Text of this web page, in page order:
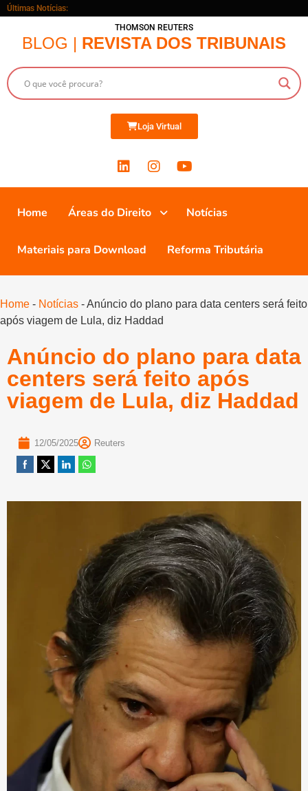
Últimas Notícias:
THOMSON REUTERS
BLOG | REVISTA DOS TRIBUNAIS
Loja Virtual
Home Áreas do Direito Notícias
Materiais para Download Reforma Tributária
Home - Notícias -Anúncio do plano para data centers será feito
após viagem de Lula, diz Haddad
Anúncio do plano para data
centers será feito após
viagem de Lula, diz Haddad
12/05/2025 Reuters